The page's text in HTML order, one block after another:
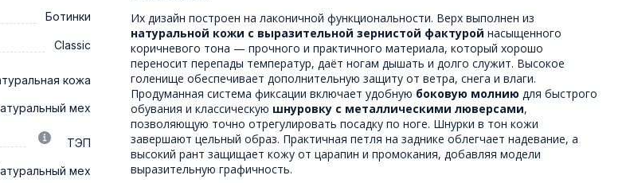
Ботинки
Classic
кожа
мех
ТЭП
мех
Их дизайн построен на лаконичной функциональности. Верх выполнен из
натуральной кожи с выразительной зернистой фактурой насыщенного
коричневого тона — прочного и практичного материала, который хорошо
переносит перепады температур, даёт ногам дышать и долго служит. Высокое
голенище обеспечивает дополнительную защиту от ветра, снега и влаги.
Продуманная система фиксации включает удобную боковую молнию для быстрого
обувания и классическую шнуровку с металлическими люверсами,
позволяющую точно отрегулировать посадку по ноге. Шнурки в тон кожи
завершают цельный образ. Практичная петля на заднике облегчает надевание, а
высокий рант защищает кожу от царапин и промокания, добавляя модели
выразительную графичность.